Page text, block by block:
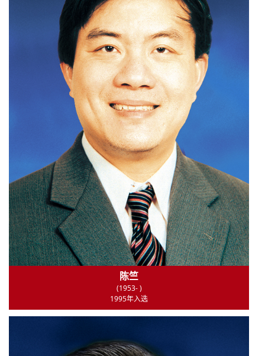
陈竺
(1953- )
1995年入选